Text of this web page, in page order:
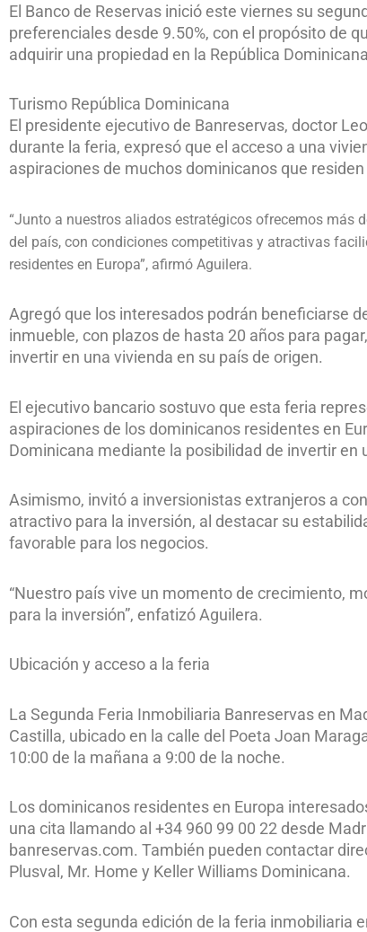
El Banco de Reservas inició este viernes su
preferenciales desde 9.50%, con el propósito de
adquirir una propiedad en la República
Turismo República Dominicana
El presidente ejecutivo de Banreservas, doctor
durante la feria, expresó que el acceso a una
aspiraciones de muchos dominicanos que residen
“Junto a nuestros aliados estratégicos ofrecemos más
del país, con condiciones competitivas y atractivas
residentes en Europa”, afirmó Aguilera.
Agregó que los interesados podrán beneficiarse
inmueble, con plazos de hasta 20 años para
invertir en una vivienda en su país de origen.
El ejecutivo bancario sostuvo que esta feria
aspiraciones de los dominicanos residentes en
Dominicana mediante la posibilidad de invertir en
Asimismo, invitó a inversionistas extranjeros a
atractivo para la inversión, al destacar su
favorable para los negocios.
“Nuestro país vive un momento de crecimiento,
para la inversión”, enfatizó Aguilera.
Ubicación y acceso a la feria
La Segunda Feria Inmobiliaria Banreservas en
Castilla, ubicado en la calle del Poeta Joan
10:00 de la mañana a 9:00 de la noche.
Los dominicanos residentes en Europa
una cita llamando al +34 960 99 00 22 desde
banreservas.com. También pueden contactar
Plusval, Mr. Home y Keller Williams Dominicana.
Con esta segunda edición de la feria inmobiliaria